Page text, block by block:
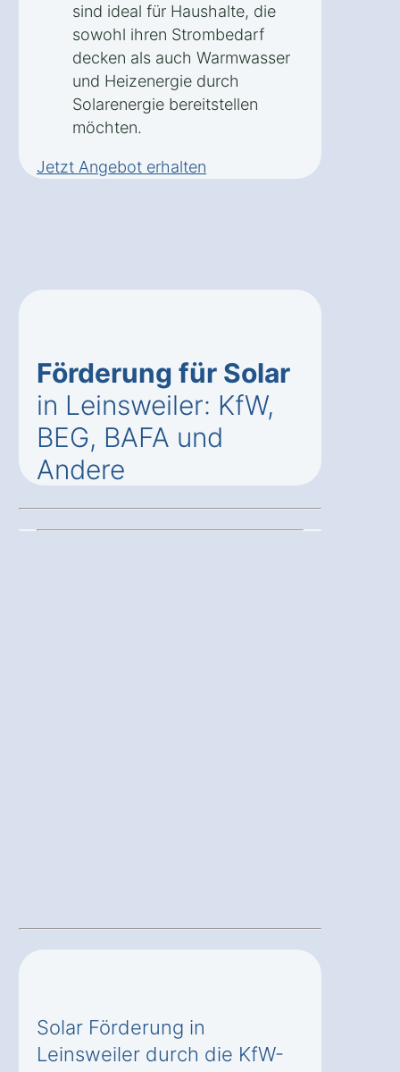
sind ideal für Haushalte, die
sowohl ihren Strombedarf
decken als auch Warmwasser
und Heizenergie durch
Solarenergie bereitstellen
möchten.
Jetzt Angebot erhalten
Förderung für Solar
in Leinsweiler: KfW,
BEG, BAFA und
Andere
Solar Förderung in
Leinsweiler durch die KfW-